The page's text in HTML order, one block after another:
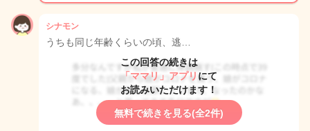
シナモン
うちも同じ年齢くらいの頃、逃…
この回答の続きは
「ママリ」アプリ にて
お読みいただけます！
無料で続きを見る(全2件)